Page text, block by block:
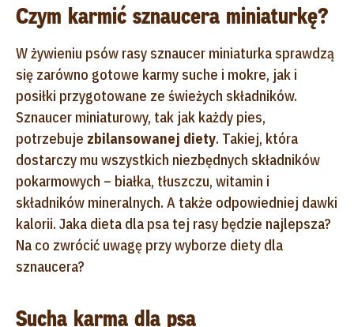
Czym karmić sznaucera miniaturkę?
W żywieniu psów rasy sznaucer miniaturka sprawdzą
się zarówno gotowe karmy suche i mokre, jak i
posiłki przygotowane ze świeżych składników.
Sznaucer miniaturowy, tak jak każdy pies,
potrzebuje zbilansowanej diety. Takiej, która
dostarczy mu wszystkich niezbędnych składników
pokarmowych – białka, tłuszczu, witamin i
składników mineralnych. A także odpowiedniej dawki
kalorii. Jaka dieta dla psa tej rasy będzie najlepsza?
Na co zwrócić uwagę przy wyborze diety dla
sznaucera?
Sucha karma dla psa